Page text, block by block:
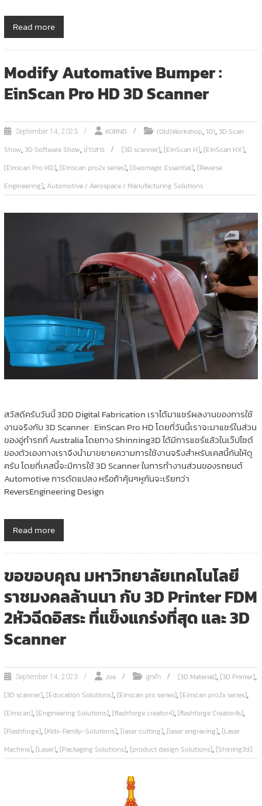
Read more
Modify Automative Bumper :
EinScan Pro HD 3D Scanner
September 14, 2023 KORND (Old)Workshop,101,3D Scan
Show,3D Software Show,ข่าวสาร [3D scanner],[EinScan H],[EinScan HX],
[Einscan Pro HD],[Einscan pro2x series],[Geomagic Essential],[Reverse
Engineering], Automotive / Aerospace / Manufacturing Solutions
สวัสดีครับวันนี้ 3DD Digital Fabrication เราได้มาแชร์ผลงานของการใช้
งานจริงกับ 3D Scanner : EinScan Pro HD โดยที่วันนี้เราจะมาแชร์ในส่วน
ของอู่ทำรถที่ Australia โดยทาง Shinning3D ได้มีการแชร์แล้วในเว๊ปไซต์
ของตัวเองทางเราจึงนำมาขยายความการใช้งานจริงสำหรับเคสนี้กันให้ดู
ครับ โดยที่เคสนี้จะมีการใช้ 3D Scanner ในการทำงานส่วนของรถยนต์
Automotive การดัดแปลง หรือถ้าคุ้นๆหูกันจะเรียกว่า
ReversEngineering Design
Read more
ขอขอบคุณ มหาวิทยาลัยเทคโนโลยี
ราชมงคลล้านนา กับ 3D Printer FDM
2หัวฉีดอิสระ ที่แข็งแกร่งที่สุด และ 3D
Scanner
September 14, 2023 Joe ลูกค้า [3D Material],[3D Printer],
[3D scanner],[Education Solutions],[Einscan pro series],[Einscan pro2x series],
[Einscan],[Engineering Solutions],[flashforge creator4],[flashforge Creator4s],
[Flashforge],[Kids-Family-Solutions],[laser cutting],[laser engraving],[Laser
Machine],[Laser],[Packaging Solutions],[product design Solutions],[Shining3d]